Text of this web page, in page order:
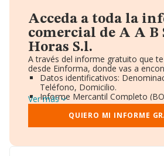
Acceda a toda la
comercial de A A B
Horas S.l.
A través del informe gratuito que
desde Einforma, donde vas a
Datos identificativos:
Teléfono, Domicilio.
Informe Mercantil Completo
Gráficos de Evolución Ventas y
Consejo de Administración y
Directivos y Ejecutivos.
Ver más
QUIERO MI INFORME